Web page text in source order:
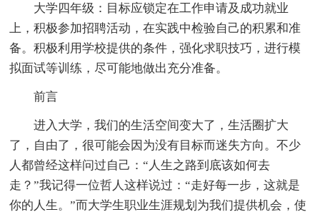
大学四年级：目标应锁定在工作申请及成功就业
上，积极参加招聘活动，在实践中检验自己的积累和准
备。积极利用学校提供的条件，强化求职技巧，进行模
拟面试等训练，尽可能地做出充分准备。
前言
进入大学，我们的生活空间变大了，生活圈扩大
了，自由了，很可能会因为没有目标而迷失方向。不少
人都曾经这样问过自己：“人生之路到底该如何去
走？”我记得一位哲人这样说过：“走好每一步，这就是
你的人生。”而大学生职业生涯规划为我们提供机会，使